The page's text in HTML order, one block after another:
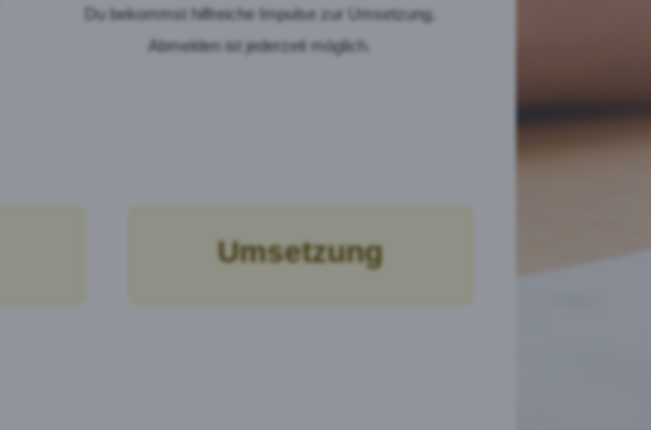
Du bekommst hilfreiche Impulse zur Umsetzung.
Abmelden ist jederzeit möglich.
Umsetzung